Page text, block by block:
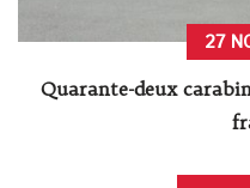
27
Quarante-deux